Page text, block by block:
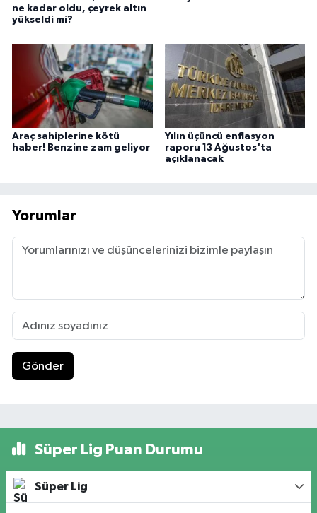
ne kadar oldu, çeyrek altın
yükseldi mi?
Araç sahiplerine kötü
haber! Benzine zam geliyor
Yılın üçüncü enflasyon
raporu 13 Ağustos'ta
açıklanacak
Yorumlar
Gönder
Süper Lig Puan Durumu
Süper Lig